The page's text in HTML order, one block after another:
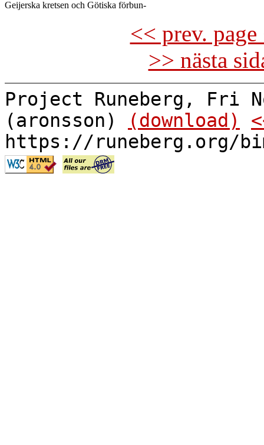
<< prev.
>> nästa
Project Runeberg, Fri
(aronsson)
(download)
https://runeberg.org/